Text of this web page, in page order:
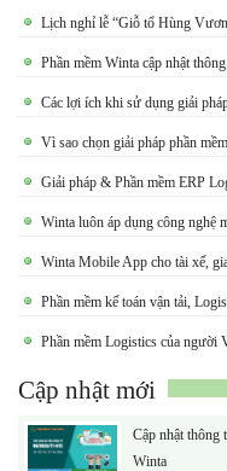
Lịch nghỉ lễ “Giỗ tổ Hùng
Phần mềm Winta cập nhật
Các lợi ích khi sử dụng giải
Vì sao chọn giải pháp phần
Giải pháp & Phần mềm ERP
Winta luôn áp dụng công nghệ
Winta Mobile App cho tài xế,
Phần mềm kế toán vận tải,
Phần mềm Logistics của người
Cập nhật mới
Cập nhật thông
Winta